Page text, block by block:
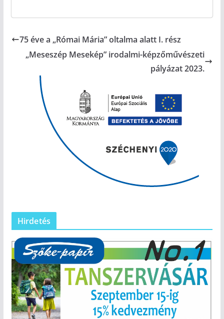
75 éve a „Római Mária” oltalma alatt I. rész
„Meseszép Mesekép” irodalmi-képzőművészeti
pályázat 2023.
Hirdetés